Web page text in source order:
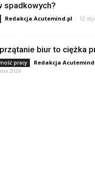
spadkowych?
Redakcja Acutemind.pl - 12
biur to ciężka
pracy Redakcja
2026